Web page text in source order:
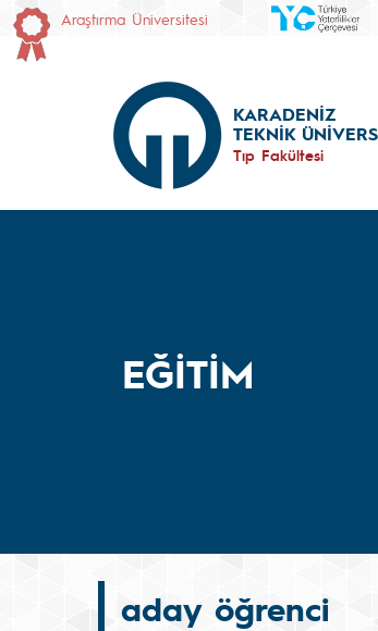
Araştırma Üniversitesi
KARADENİZ
TEKNİK
Tıp Fakültesi
EĞİTİM
aday öğrenci